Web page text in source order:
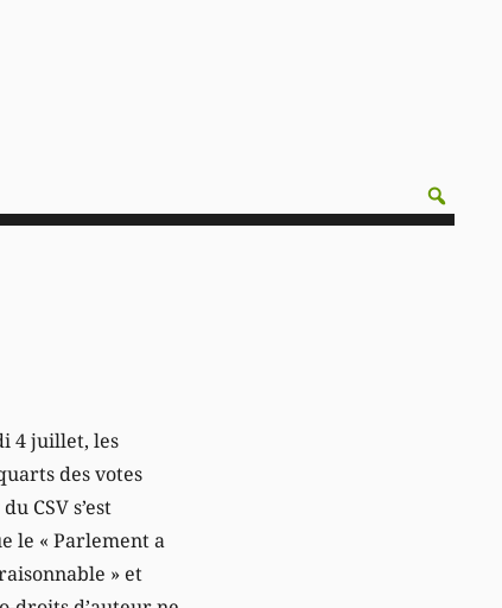
4 juillet, les
des votes
CSV s’est
le « Parlement a
» et